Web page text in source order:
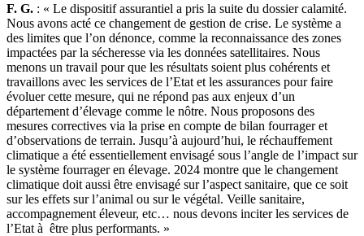
F. G. : « Le dispositif assurantiel a pris la suite du dossier calamité.
Nous avons acté ce changement de gestion de crise. Le système a
des limites que l’on dénonce, comme la reconnaissance des zones
impactées par la sécheresse via les données satellitaires. Nous
menons un travail pour que les résultats soient plus cohérents et
travaillons avec les services de l’Etat et les assurances pour faire
évoluer cette mesure, qui ne répond pas aux enjeux d’un
département d’élevage comme le nôtre. Nous proposons des
mesures correctives via la prise en compte de bilan fourrager et
d’observations de terrain. Jusqu’à aujourd’hui, le réchauffement
climatique a été essentiellement envisagé sous l’angle de l’impact sur
le système fourrager en élevage. 2024 montre que le changement
climatique doit aussi être envisagé sur l’aspect sanitaire, que ce soit
sur les effets sur l’animal ou sur le végétal. Veille sanitaire,
accompagnement éleveur, etc… nous devons inciter les services de
l’Etat à être plus performants. »